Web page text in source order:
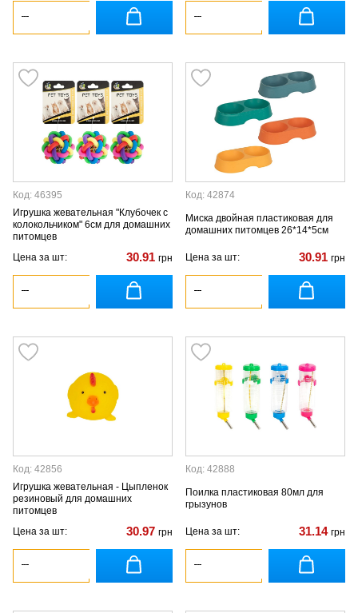
Код: 46395
Игрушка жевательная "Клубочек с
колокольчиком" 6см для домашних
питомцев
Цена за шт:
30.91 грн
Код: 42874
Миска двойная пластиковая для
домашних питомцев 26*14*5см
Цена за шт: 30.91 грн
Код: 42856
Игрушка жевательная - Цыпленок
резиновый для домашних
питомцев
Цена за шт:
30.97 грн
Код: 42888
Поилка пластиковая 80мл для
грызунов
Цена за шт: 31.14 грн